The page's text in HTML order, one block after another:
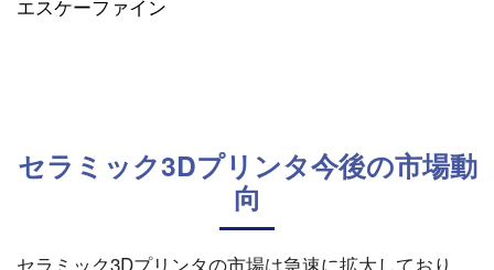
エスケーファイン
セラミック3Dプリンタ今後の市場動
向
セラミック3Dプリンタの市場は急速に拡大しており、